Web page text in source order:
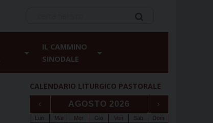
IL CAMMINO
SINODALE
CALENDARIO LITURGICO PASTORALE
‹ AGOSTO 2026 ›
Lun Mar Mer Gio Ven Sab Dom